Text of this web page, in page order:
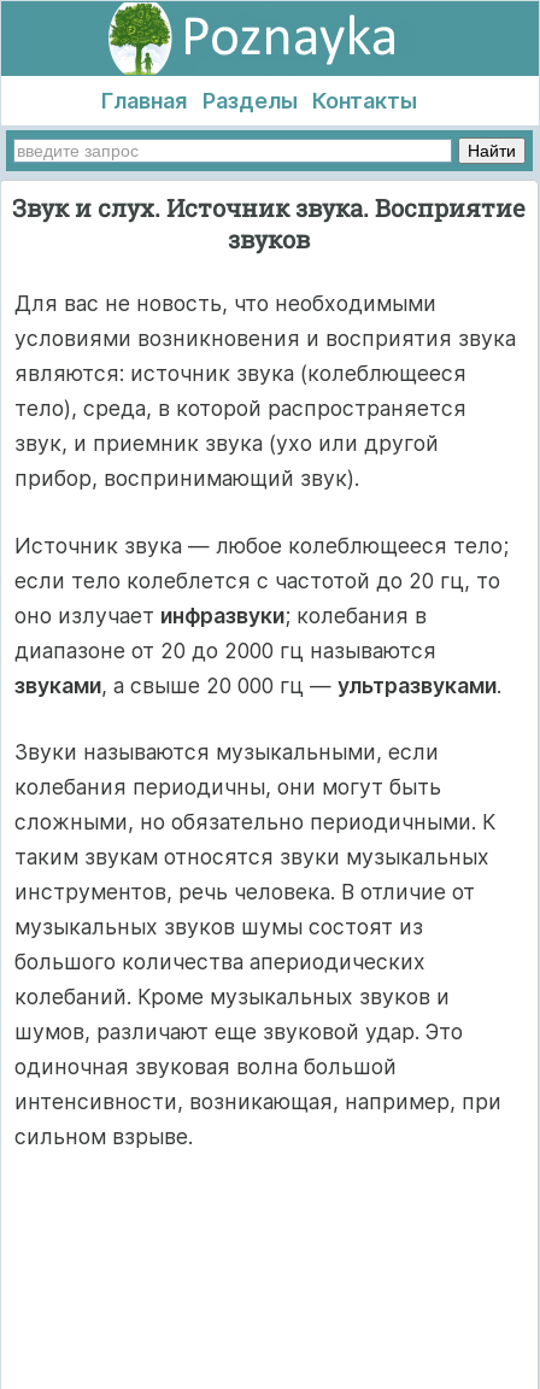
Главная Разделы Контакты
Звук и слух. Источник звука. Восприятие
звуков
Для вас не новость, что необходимыми
условиями возникновения и восприятия звука
являются: источник звука (колеблющееся
тело), среда, в которой распространяется
звук, и приемник звука (ухо или другой
прибор, воспринимающий звук).
Источник звука — любое колеблющееся тело;
если тело колеблется с частотой до 20 гц, то
оно излучает инфразвуки; колебания в
диапазоне от 20 до 2000 гц называются
звуками, а свыше 20 000 гц — ультразвуками.
Звуки называются музыкальными, если
колебания периодичны, они могут быть
сложными, но обязательно периодичными. К
таким звукам относятся звуки музыкальных
инструментов, речь человека. В отличие от
музыкальных звуков шумы состоят из
большого количества апериодических
колебаний. Кроме музыкальных звуков и
шумов, различают еще звуковой удар. Это
одиночная звуковая волна большой
интенсивности, возникающая, например, при
сильном взрыве.